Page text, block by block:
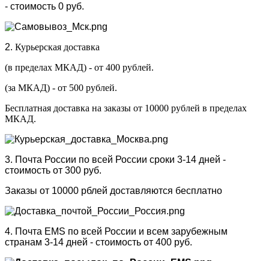
- стоимость 0 руб.
2. Курьерская доставка
(в пределах МКАД) - от 400 рублей.
(за МКАД) - от 500 рублей.
Бесплатная доставка на заказы от 10000 рублей в пределах
МКАД.
3. Почта России по всей России сроки 3-14 дней -
стоимость от 300 руб.
Заказы от 10000 рблей доставляются бесплатно
4. Почта EMS по всей России и всем зарубежным
странам 3-14 дней - стоимость от 400 руб.